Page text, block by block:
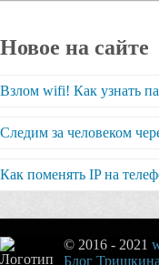
Новое на сайте
Взлом wifi! Как узнать
Следим за человеком
Как поменять IP на
© 2016 - 2021
Блог